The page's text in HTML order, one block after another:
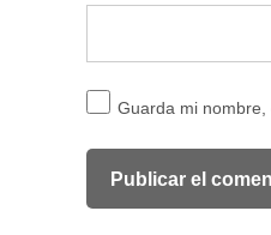
Guarda mi